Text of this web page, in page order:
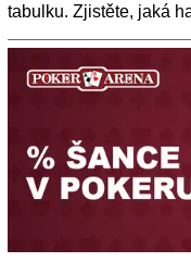
tabulku. Zjistěte, jaká